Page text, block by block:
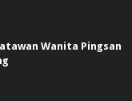
Wanita Pingsan